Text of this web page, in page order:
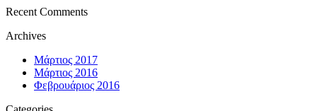
Recent Comments
Archives
Μάρτιος 2017
Μάρτιος 2016
Φεβρουάριος 2016